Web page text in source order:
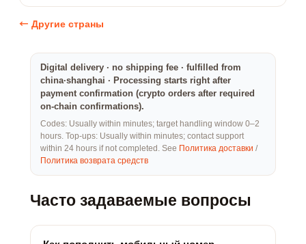
← Другие страны
Digital delivery · no shipping fee · fulfilled from
china·shanghai · Processing starts right after
payment confirmation (crypto orders after required
on-chain confirmations).
Codes: Usually within minutes; target handling window 0–2
hours. Top-ups: Usually within minutes; contact support
within 24 hours if not completed. See Политика доставки /
Политика возврата средств
Часто задаваемые вопросы